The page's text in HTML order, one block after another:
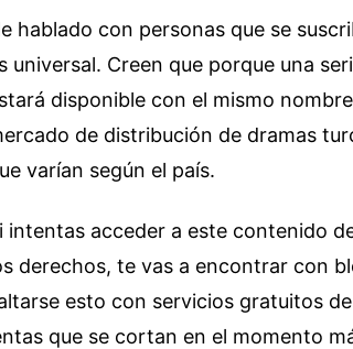
hablado con personas que se
universal. Creen que porque una
disponible con el mismo
de distribución de dramas
varían según el país.
intentas acceder a este contenido
derechos, te vas a encontrar con
esto con servicios gratuitos
que se cortan en el momento